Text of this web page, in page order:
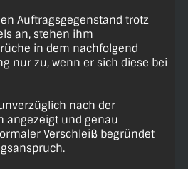
Auftragsgegenstand trotz
an, stehen ihm
in dem nachfolgend
nur zu, wenn er sich diese bei
nach der
angezeigt und genau
Verschleiß begründet